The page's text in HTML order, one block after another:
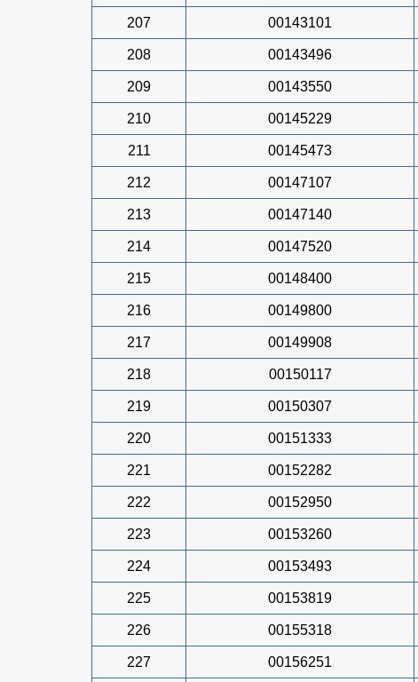
207 00143101
208 00143496
209 00143550
210 00145229
211 00145473
212 00147107
213 00147140
214 00147520
215 00148400
216 00149800
217 00149908
218 00150117
219 00150307
220 00151333
221 00152282
222 00152950
223 00153260
224 00153493
225 00153819
226 00155318
227 00156251